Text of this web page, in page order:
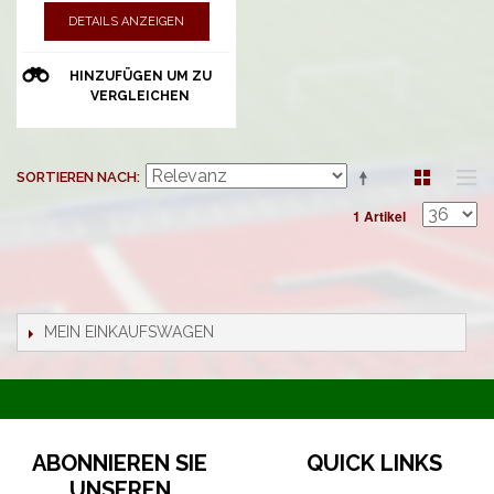
DETAILS ANZEIGEN
HINZUFÜGEN UM ZU
VERGLEICHEN
SORTIEREN NACH
1 Artikel
MEIN EINKAUFSWAGEN
ABONNIEREN SIE
QUICK LINKS